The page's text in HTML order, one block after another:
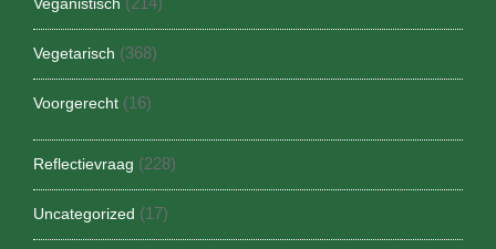
Vegetarisch (368)
Voorgerecht (16)
Reflectievraag (228)
Uncategorized (17)